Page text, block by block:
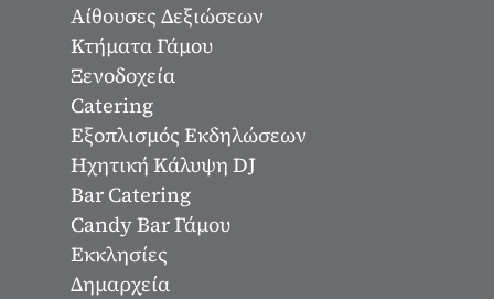
Αίθουσες Δεξιώσεων
Κτήματα Γάμου
Ξενοδοχεία
Catering
Εξοπλισμός Εκδηλώσεων
Ηχητική Κάλυψη DJ
Bar Catering
Candy Bar Γάμου
Εκκλησίες
Δημαρχεία